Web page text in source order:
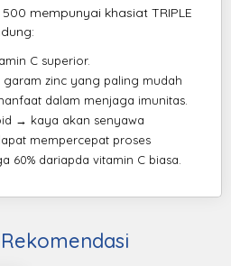
mempunyai khasiat TRIPLE
C superior.
zinc yang paling mudah
dalam menjaga imunitas.
→ kaya akan senyawa
mempercepat proses
60% dariapda vitamin C biasa.